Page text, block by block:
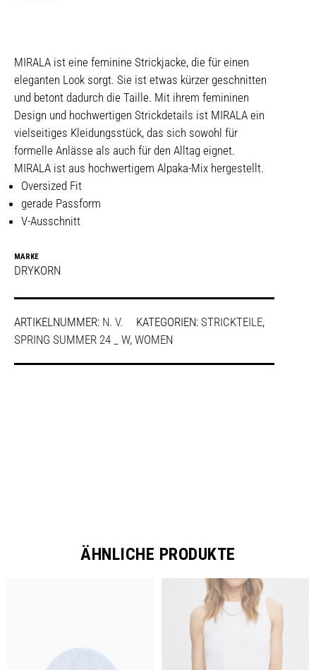
MIRALA ist eine feminine Strickjacke, die für einen
eleganten Look sorgt. Sie ist etwas kürzer geschnitten
und betont dadurch die Taille. Mit ihrem femininen
Design und hochwertigen Strickdetails ist MIRALA ein
vielseitiges Kleidungsstück, das sich sowohl für
formelle Anlässe als auch für den Alltag eignet.
MIRALA ist aus hochwertigem Alpaka-Mix hergestellt.
Oversized Fit
gerade Passform
V-Ausschnitt
MARKE
DRYKORN
ARTIKELNUMMER: N. V. KATEGORIEN: STRICKTEILE,
SPRING SUMMER 24 _ W, WOMEN
ÄHNLICHE PRODUKTE